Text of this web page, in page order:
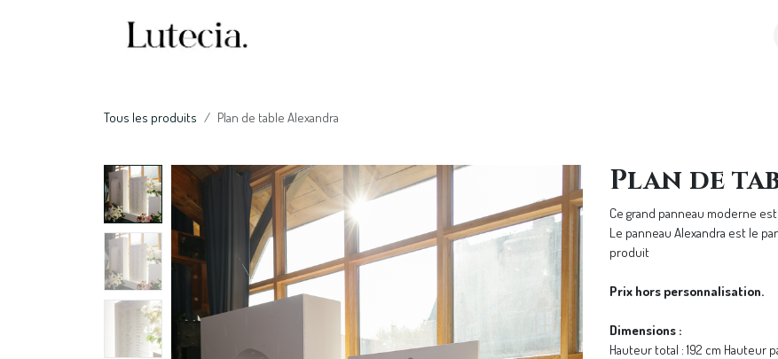
Tous les produits Plan de table Alexandra
Plan de
Ce grand panneau moderne
Le panneau Alexandra est le
produit
Prix hors personnalisation.
Dimensions :
Hauteur total : 192 cm Hauteur